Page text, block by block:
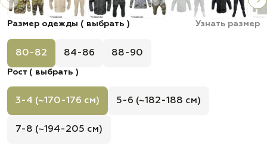
Размер одежды ( выбрать ) Узнать размер
80-82 84-86 88-90
Рост ( выбрать )
3-4 (~170-176 см) 5-6 (~182-188 см)
7-8 (~194-205 см)